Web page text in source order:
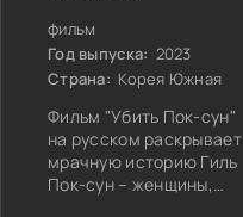
фильм
Год выпуска: 2023
Страна: Корея Южная
Фильм "Убить Пок-сун"
на русском раскрывает
мрачную историю Гиль
Пок-сун – женщины,